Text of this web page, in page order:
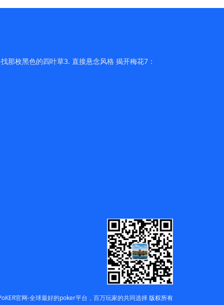
那枚黑色的四叶草3. 直接悬念风格 揭开梅花7：
官网-全球最好的poker平台，百万玩家的共同选择版权所有